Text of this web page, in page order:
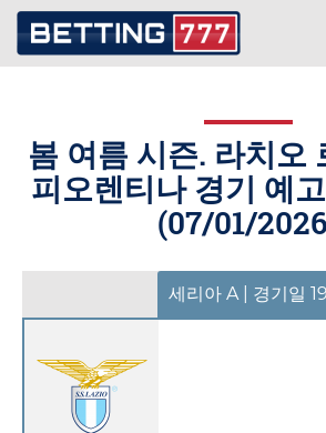
봄 여름 시즌. 라치오
피오렌티나 경기 예
(07/01/2026
세리아 A | 경기일 19